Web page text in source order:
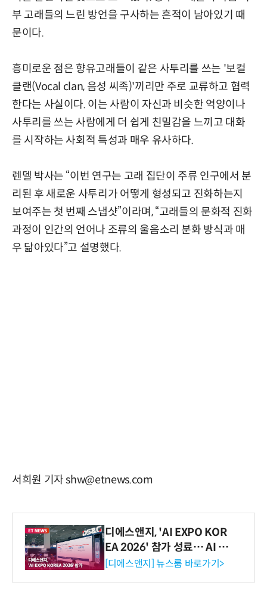
부 고래들의 느린 방언을 구사하는 흔적이 남아있기 때
문이다.
흥미로운 점은 향유고래들이 같은 사투리를 쓰는 '보컬
클랜(Vocal clan, 음성 씨족)'끼리만 주로 교류하고 협력
한다는 사실이다. 이는 사람이 자신과 비슷한 억양이나
사투리를 쓰는 사람에게 더 쉽게 친밀감을 느끼고 대화
를 시작하는 사회적 특성과 매우 유사하다.
렌델 박사는 “이번 연구는 고래 집단이 주류 인구에서 분
리된 후 새로운 사투리가 어떻게 형성되고 진화하는지
보여주는 첫 번째 스냅샷”이라며, “고래들의 문화적 진화
과정이 인간의 언어나 조류의 울음소리 분화 방식과 매
우 닮아있다”고 설명했다.
서희원 기자 shw@etnews.com
디에스앤지, 'AI EXPO KOR
EA 2026' 참가 성료… AI 전
생애주기 아우르는 통합 솔루
[디에스앤지] 뉴스룸 바로가기>